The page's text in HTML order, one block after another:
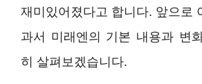
재미있어졌다고 합니다. 앞으로
과서 미래엔의 기본 내용과 변
히 살펴보겠습니다.